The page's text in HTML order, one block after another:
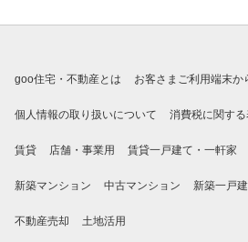
goo住宅・不動産とは お客さまご利用端末か
個人情報の取り扱いについて 消費税に関す
賃貸 店舗・事業用 賃貸一戸建て・一軒家
新築マンション 中古マンション 新築一戸
不動産売却 土地活用